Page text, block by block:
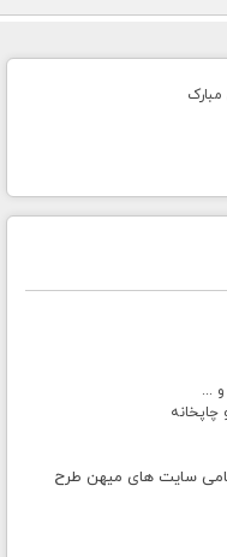
چاپخانه
سایت های میهن طرح